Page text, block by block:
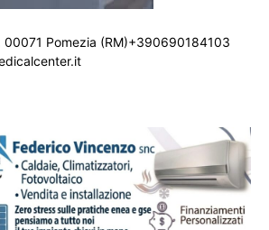
00071 Pomezia (RM)+390690184103